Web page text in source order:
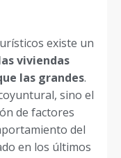
existe un
viviendas
las grandes.
sino el
de factores
del
en los últimos